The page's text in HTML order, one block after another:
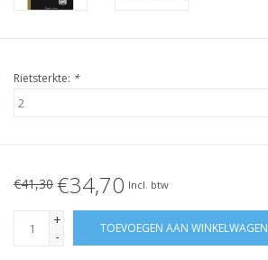
Rietsterkte: *
€41,30 €34,70 Incl. btw
+
-
TOEVOEGEN AAN WINKELWAGEN